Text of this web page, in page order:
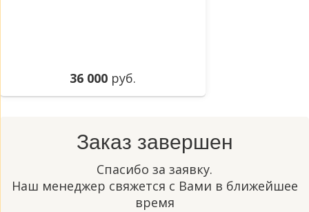
36 000 руб.
Заказ завершен
Спасибо за заявку.
Наш менеджер свяжется с Вами в ближейшее
время